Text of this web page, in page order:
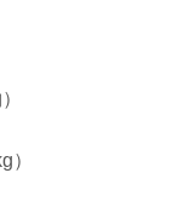
）